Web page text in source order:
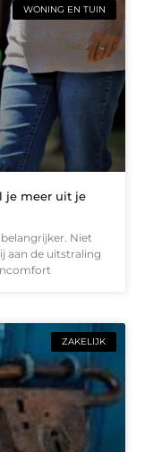
WONING EN TUIN
je meer uit je
Niet
aan de uitstraling
ZAKELIJK